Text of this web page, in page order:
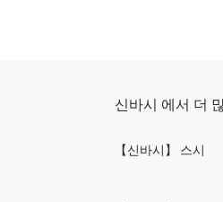
신바시 에서 더
【신바시】 스시